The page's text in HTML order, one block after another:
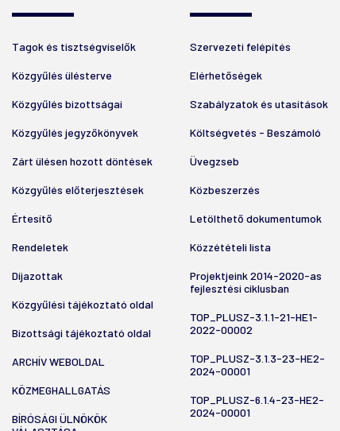
Tagok és tisztségviselők
Közgyűlés ülésterve
Közgyűlés bizottságai
Közgyűlés jegyzőkönyvek
Zárt ülésen hozott döntések
Közgyűlés előterjesztések
Értesítő
Rendeletek
Díjazottak
Közgyűlési tájékoztató oldal
Bizottsági tájékoztató oldal
ARCHÍV WEBOLDAL
KÖZMEGHALLGATÁS
BÍRÓSÁGI ÜLNÖKÖK
Szervezeti felépítés
Elérhetőségek
Szabályzatok és utasítások
Költségvetés - Beszámoló
Üvegzseb
Közbeszerzés
Letölthető dokumentumok
Közzétételi lista
Projektjeink 2014-2020-as
fejlesztési ciklusban
TOP_PLUSZ-3.1.1-21-HE1-
2022-00002
TOP_PLUSZ-3.1.3-23-HE2-
2024-00001
TOP_PLUSZ-6.1.4-23-HE2-
2024-00001